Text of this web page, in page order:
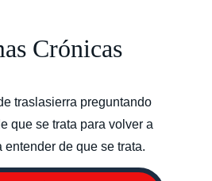
Crónicas
traslasierra preguntando
que se trata para volver a
entender de que se trata.